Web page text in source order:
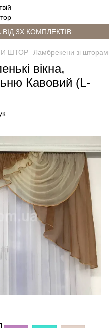
3Х КОМПЛЕКТІВ
ШТОР Ламбрекени зі
вікна,
Кавовий (L-